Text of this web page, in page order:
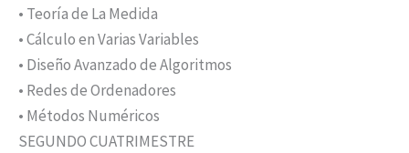
• Teoría de La Medida
• Cálculo en Varias Variables
• Diseño Avanzado de Algoritmos
• Redes de Ordenadores
• Métodos Numéricos
SEGUNDO CUATRIMESTRE